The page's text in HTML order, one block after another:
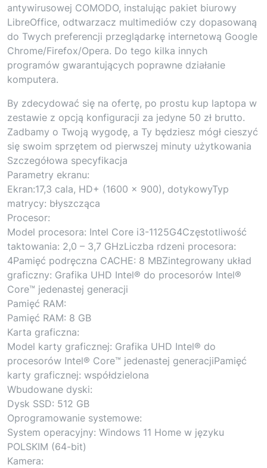
antywirusowej COMODO, instalując pakiet biurowy
LibreOffice, odtwarzacz multimediów czy dopasowaną
do Twych preferencji przeglądarkę internetową Google
Chrome/Firefox/Opera. Do tego kilka innych
programów gwarantujących poprawne działanie
komputera.
By zdecydować się na ofertę, po prostu kup laptopa w
zestawie z opcją konfiguracji za jedyne 50 zł brutto.
Zadbamy o Twoją wygodę, a Ty będziesz mógł cieszyć
się swoim sprzętem od pierwszej minuty użytkowania
Szczegółowa specyfikacja
Parametry ekranu:
Ekran:17,3 cala, HD+ (1600 x 900), dotykowyTyp
matrycy: błyszcząca
Procesor:
Model procesora: Intel Core i3-1125G4Częstotliwość
taktowania: 2,0 – 3,7 GHzLiczba rdzeni procesora:
4Pamięć podręczna CACHE: 8 MBZintegrowany układ
graficzny: Grafika UHD Intel® do procesorów Intel®
Core™ jedenastej generacji
Pamięć RAM:
Pamięć RAM: 8 GB
Karta graficzna:
Model karty graficznej: Grafika UHD Intel® do
procesorów Intel® Core™ jedenastej generacjiPamięć
karty graficznej: współdzielona
Wbudowane dyski:
Dysk SSD: 512 GB
Oprogramowanie systemowe:
System operacyjny: Windows 11 Home w języku
POLSKIM (64-bit)
Kamera: